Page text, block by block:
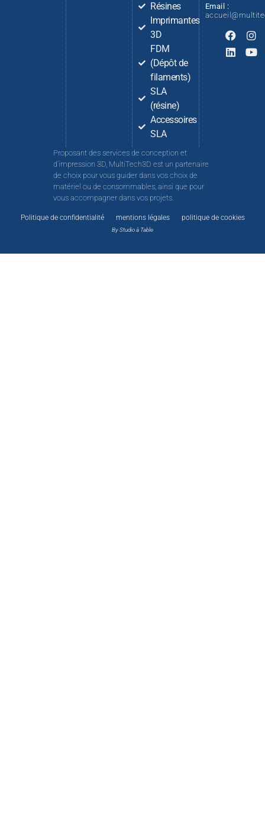
Résines
Imprimantes
3D
FDM
(Dépôt de
filaments)
SLA
(résine)
Accessoires
SLA
Email :
Proposant des services de conception et
d’impression 3D, MultiTech3D est un partenaire
de choix pour vous guider dans vos choix de
matériel ou de consommables, ainsi que pour
vous accompagner dans vos projets.
Politique de confidentialité mentions légales politique de cookies
By Studio à Table